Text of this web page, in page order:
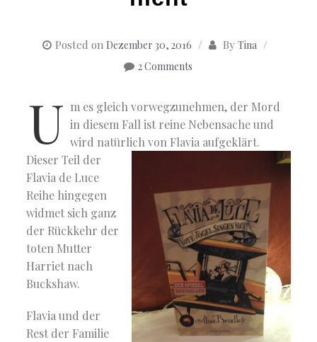
Posted on Dezember 30, 2016 By Tina
2 Comments
U m es gleich vorwegzunehmen, der Mord
in diesem Fall ist reine Nebensache und
wird natürlich von Flavia aufgeklärt.
Dieser Teil der
Flavia de Luce
Reihe hingegen
widmet sich ganz
der Rückkehr der
toten Mutter
Harriet nach
Buckshaw.
Flavia und der
Rest der Familie